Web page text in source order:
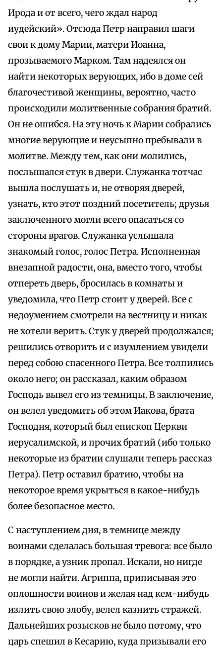
Ирода и от всего, чего ждал народ
иудейский». Отсюда Петр направил шаги
свои к дому Марии, матери Иоанна,
прозываемого Марком. Там надеялся он
найти некоторых верующих, ибо в доме сей
благочестивой женщины, вероятно, часто
происходили молитвенные собрания братий.
Он не ошибся. На эту ночь к Марии собрались
многие верующие и неусыпно пребывали в
молитве. Между тем, как они молились,
послышался стук в двери. Служанка тотчас
вышла послушать и, не отворяя дверей,
узнать, кто этот поздний посетитель; друзья
заключенного могли всего опасаться со
стороны врагов. Служанка услышала
знакомый голос, голос Петра. Исполненная
внезапной радости, она, вместо того, чтобы
отпереть дверь, бросилась в комнаты и
уведомила, что Петр стоит у дверей. Все с
недоумением смотрели на вестницу и никак
не хотели верить. Стук у дверей продолжался;
решились отворить и с изумлением увидели
перед собою спасенного Петра. Все толпились
около него; он рассказал, каким образом
Господь вывел его из темницы. В заключение,
он велел уведомить об этом Иакова, брата
Господня, который был епископ Церкви
иерусалимской, и прочих братий (ибо только
некоторые из братии слушали теперь рассказ
Петра). Петр оставил братию, чтобы на
некоторое время укрыться в какое-нибудь
более безопасное место.
С наступлением дня, в темнице между
воинами сделалась большая тревога: все было
в порядке, а узник пропал. Искали, но нигде
не могли найти. Агриппа, приписывая это
оплошности воинов и желая над кем-нибудь
излить свою злобу, велел казнить стражей.
Дальнейших розысков не было потому, что
царь спешил в Кесарию, куда призывали его